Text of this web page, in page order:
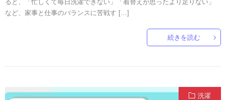
ると、「忙しくて毎日洗濯できない」「着替えが思ったより足りない」
など、家事と仕事のバランスに苦戦す […]
続きを読む
洗濯